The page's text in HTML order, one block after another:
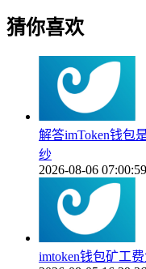
猜你喜欢
解答imToken钱包
纱
2026-08-06 07:00:59
imtoken钱包矿工